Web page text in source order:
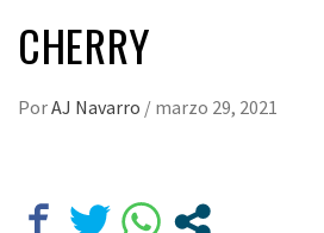
CHERRY
PorAJ Navarro / marzo 29, 2021